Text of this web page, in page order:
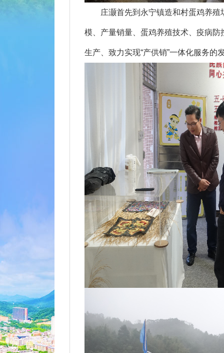
庄灏首先到永宁镇造和村蛋鸡养殖
模、产量销量、蛋鸡养殖技术、疫病
生产、致力实现“产供销”一体化服务的